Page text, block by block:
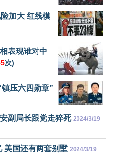
加大 红线模
表现谁对中
次)
压六四勋章”
副局长跟党走猝死 2024/3/19
美国还有两套别墅 2024/3/19